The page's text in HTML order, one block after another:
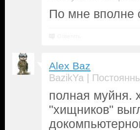
По мне вполне
Alex Baz
BazikYa |
полная муйня.
"хищников"